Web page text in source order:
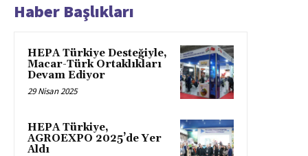
Haber Başlıkları
HEPA Türkiye Desteğiyle,
Macar-Türk Ortaklıkları
Devam Ediyor
29 Nisan 2025
HEPA Türkiye,
AGROEXPO 2025’de Yer
Aldı